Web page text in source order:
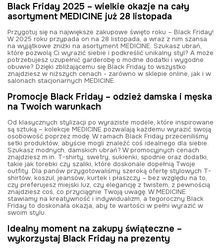
Black Friday 2025 – wielkie okazje na cały
asortyment MEDICINE już 28 listopada
Przygotuj się na największe zakupowe święto roku – Black Friday!
W 2025 roku przypada on na 28 listopada, a wraz z nim szansa
na wyjątkowe zniżki na asortyment MEDICINE. Szukasz ubrań,
które pozwolą Ci wyrazić siebie i podkreślić unikalny styl? A może
potrzebujesz uzupełnić garderobę o modne dodatki i wygodne
obuwie? Dzięki zbliżającemu się Black Friday to wszystko
znajdziesz w niższych cenach - zarówno w sklepie online, jak i w
salonach stacjonarnych MEDICINE.
Promocje Black Friday – odzież damska i męska
na Twoich warunkach
Od klasycznych stylizacji po wyraziste modele, które inspirowane
są sztuką – kolekcje MEDICINE pozwalają każdemu wyrazić swoją
osobowość poprzez modę. W ramach Black Friday przeceniliśmy
setki produktów, abyście mogli znaleźć coś idealnego dla siebie.
Szukasz modnych, damskich ubrań? W promocyjnych cenach
znajdziesz m.in. T-shirty, swetry, sukienki, spodnie oraz dodatki,
takie jak torebki czy szaliki, które doskonale dopełnią Twoje
outfity. Dla panów przygotowaliśmy szeroką ofertę stylowych T-
shirtów, koszul, jeansów, kurtek i płaszczy – bez względu na to,
czy preferujesz miejski luz, czy elegancję z twistem, z pewnością
znajdziesz coś, co przyciągnie Twoją uwagę. W MEDICINE
stawiamy na kreatywność i indywidualizm, a tegoroczny Black
Friday to doskonała okazja, aby te wartości w pełni wyrazić w
swoim stylu.
Idealny moment na zakupy świąteczne –
wykorzystaj Black Friday na prezenty